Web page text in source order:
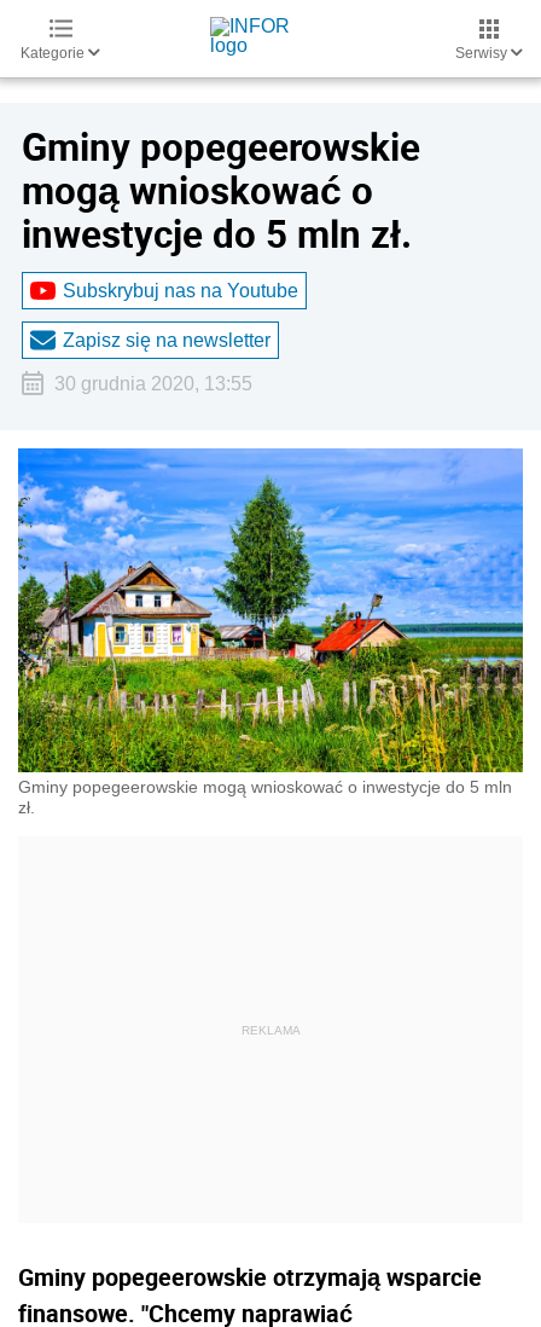
Kategorie Serwisy
Gminy popegeerowskie
mogą wnioskować o
inwestycje do 5 mln zł.
Subskrybuj nas na Youtube
Zapisz się na newsletter
30 grudnia 2020, 13:55
Gminy popegeerowskie mogą wnioskować o inwestycje do 5 mln
zł.
Gminy popegeerowskie otrzymają wsparcie
finansowe. "Chcemy naprawiać